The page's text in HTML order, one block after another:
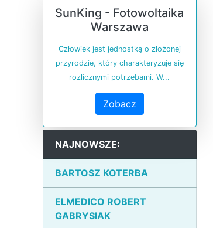
SunKing - Fotowoltaika
Warszawa
Człowiek jest jednostką o złożonej
przyrodzie, który charakteryzuje się
rozlicznymi potrzebami. W...
Zobacz
NAJNOWSZE:
BARTOSZ KOTERBA
ELMEDICO ROBERT
GABRYSIAK